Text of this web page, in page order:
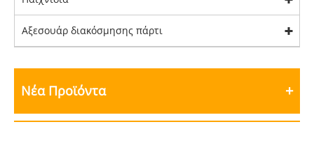
Αξεσουάρ διακόσμησης πάρτι
Νέα Προϊόντα